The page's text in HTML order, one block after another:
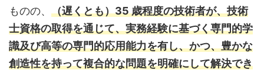
ものの、 （遅くとも）35 歳程度の技術者が、技術
士資格の取得を通じて、実務経験に基づく専門的学
識及び高等の専門的応用能力を有し、かつ、豊かな
創造性を持って複合的な問題を明確にして解決でき